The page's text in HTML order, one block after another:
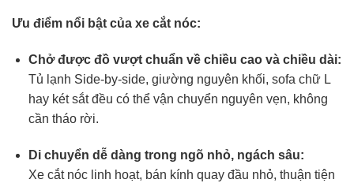
Ưu điểm nổi bật của xe cắt nóc:
Chở được đồ vượt chuẩn về chiều cao và chiều dài:
Tủ lạnh Side-by-side, giường nguyên khối, sofa chữ L
hay két sắt đều có thể vận chuyển nguyên vẹn, không
cần tháo rời.
Di chuyển dễ dàng trong ngõ nhỏ, ngách sâu:
Xe cắt nóc linh hoạt, bán kính quay đầu nhỏ, thuận tiện